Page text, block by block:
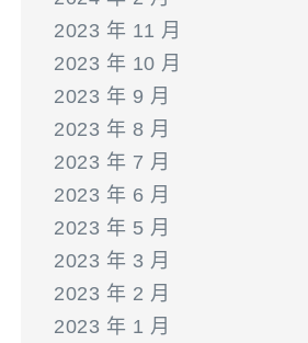
2023 年 11 月
2023 年 10 月
2023 年 9 月
2023 年 8 月
2023 年 7 月
2023 年 6 月
2023 年 5 月
2023 年 3 月
2023 年 2 月
2023 年 1 月